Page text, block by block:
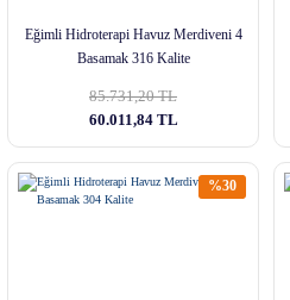
Eğimli Hidroterapi Havuz Merdiveni 4
Basamak 316 Kalite
85.731,20 TL
60.011,84 TL
%30